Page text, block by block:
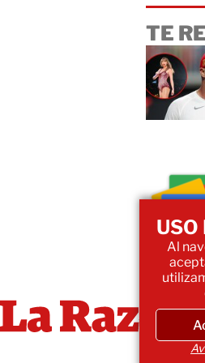
TE
USO
Al